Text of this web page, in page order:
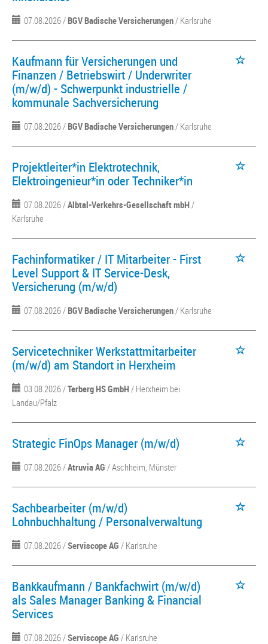
07.08.2026 /BGV Badische Versicherungen/ Karlsruhe
Kaufmann für Versicherungen und
Finanzen / Betriebswirt / Underwriter
(m/w/d) - Schwerpunkt industrielle /
kommunale Sachversicherung
07.08.2026 /BGV Badische Versicherungen/ Karlsruhe
Projektleiter*in Elektrotechnik,
Elektroingenieur*in oder Techniker*in
07.08.2026 /Albtal-Verkehrs-Gesellschaft mbH/
Karlsruhe
Fachinformatiker / IT Mitarbeiter - First
Level Support & IT Service-Desk,
Versicherung (m/w/d)
07.08.2026 /BGV Badische Versicherungen/ Karlsruhe
Servicetechniker Werkstattmitarbeiter
(m/w/d) am Standort in Herxheim
03.08.2026 /Terberg HS GmbH/ Herxheim bei
Landau/Pfalz
Strategic FinOps Manager (m/w/d)
07.08.2026 /Atruvia AG / Aschheim, Münster
Sachbearbeiter (m/w/d)
Lohnbuchhaltung / Personalverwaltung
07.08.2026 /Serviscope AG / Karlsruhe
Bankkaufmann / Bankfachwirt (m/w/d)
als Sales Manager Banking & Financial
Services
07.08.2026 /Serviscope AG / Karlsruhe